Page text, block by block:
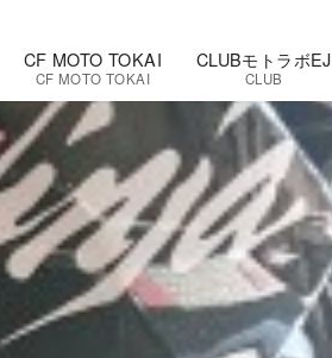
CF MOTO TOKAI
CF MOTO TOKAI
CLUBモトラボEJ
CLUB